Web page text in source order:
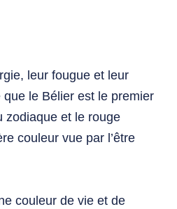
leur fougue et leur
le Bélier est le premier
zodiaque et le rouge
couleur vue par l’être
couleur de vie et de